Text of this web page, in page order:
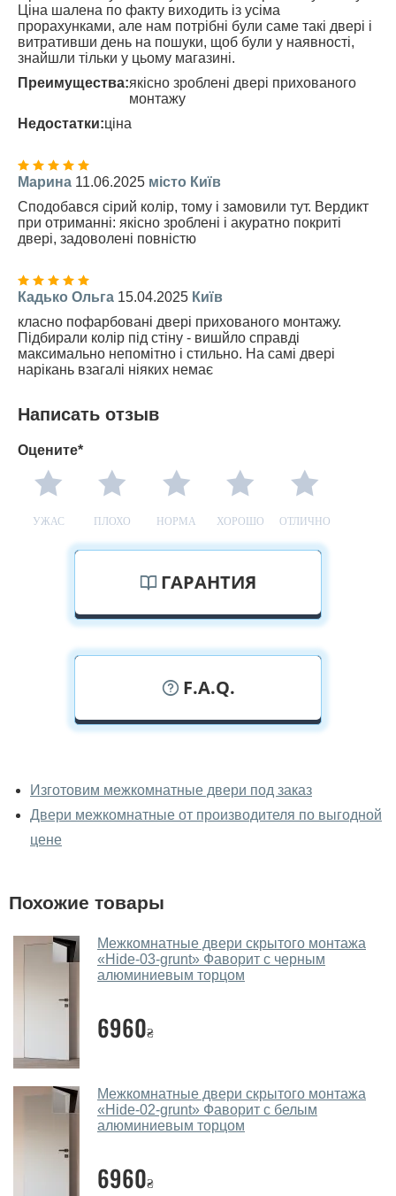
Ціна шалена по факту виходить із усіма
прорахунками, але нам потрібні були саме такі двері і
витративши день на пошуки, щоб були у наявності,
знайшли тільки у цьому магазині.
Преимущества:якісно зроблені двері прихованого
монтажу
Недостатки:ціна
Марина 11.06.2025 місто Київ
Сподобався сірий колір, тому і замовили тут. Вердикт
при отриманні: якісно зроблені і акуратно покриті
двері, задоволені повністю
Кадько Ольга 15.04.2025 Київ
класно пофарбовані двері прихованого монтажу.
Підбирали колір під стіну - вишйло справді
максимально непомітно і стильно. На самі двері
нарікань взагалі ніяких немає
Написать отзыв
Оцените*
УЖАС ПЛОХО НОРМА ХОРОШО ОТЛИЧНО
ГАРАНТИЯ
F.A.Q.
межкомнатные двери фаворит
вживую?
Да, можно посмотреть межкомнатные двери фаворит
дверей.
Помогаете ли вы выбрать
межкомнатные двери фаворит?
Да. Мы консультируем покупателей
через мессенджеры, онлайн чат или непосредственно
Какие основные особенности и
преимущества ваших межкомнатных
Каркас полотна межкомнатных дверей производится
Изготовим межкомнатные двери под заказ
Двери межкомнатные от производителя по выгодной
цене
Похожие товары
Межкомнатные двери скрытого монтажа
«Hide-03-grunt» Фаворит с черным
алюминиевым торцом
6960₴
Межкомнатные двери скрытого монтажа
«Hide-02-grunt» Фаворит с белым
алюминиевым торцом
6960₴